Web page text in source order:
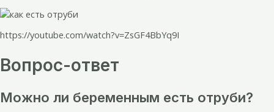
https://youtube.com/watch?v=ZsGF4BbYq9I
Вопрос-ответ
Можно ли беременным есть отруби?